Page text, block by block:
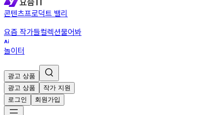
콘텐츠프로덕트 밸리
요즘 작가들컬렉션물어봐
놀이터
광고 상품
광고 상품
작가 지원
로그인
회원가입